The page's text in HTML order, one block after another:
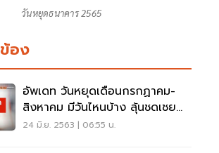
วันหยุดธนาคาร 2565
อง
อัพเดท วันหยุดเดือนกรกฏาคม-
สิงหาคม มีวันไหนบ้าง ลุ้นชดเชย
สงกรานต์เพิ่ม
24 มิ.ย. 2563 | 06:55 น.